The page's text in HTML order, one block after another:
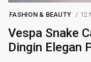
FASHION & BEAUTY 12
Vespa Snake
Dingin Elegan